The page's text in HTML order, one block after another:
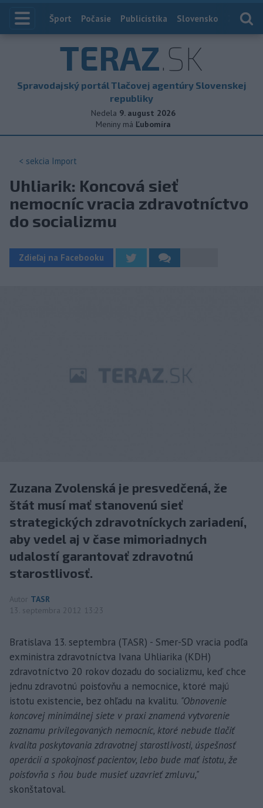
Index
Šport Počasie Publicistika Slovensko
TERAZ.SK
Spravodajský portál Tlačovej agentúry Slovenskej
republiky
Nedela 9. august 2026
Meniny má Ľubomíra
< sekcia Import
Uhliarik: Koncová sieť
nemocníc vracia zdravotníctvo
do socializmu
Zdieľaj na Facebooku
Zuzana Zvolenská je presvedčená, že
štát musí mať stanovenú sieť
strategických zdravotníckych zariadení,
aby vedel aj v čase mimoriadnych
udalostí garantovať zdravotnú
starostlivosť.
Autor TASR
13. septembra 2012 13:23
Bratislava 13. septembra (TASR) - Smer-SD vracia podľa
exministra zdravotníctva Ivana Uhliarika (KDH)
zdravotníctvo 20 rokov dozadu do socializmu, keď chce
jednu zdravotnú poisťovňu a nemocnice, ktoré majú
istotu existencie, bez ohľadu na kvalitu. "Obnovenie
koncovej minimálnej siete v praxi znamená vytvorenie
zoznamu privilegovaných nemocníc, ktoré nebude tlačiť
kvalita poskytovania zdravotnej starostlivosti, úspešnosť
operácií a spokojnosť pacientov, lebo bude mať istotu, že
poisťovňa s ňou bude musieť uzavrieť zmluvu,"
skonštatoval.